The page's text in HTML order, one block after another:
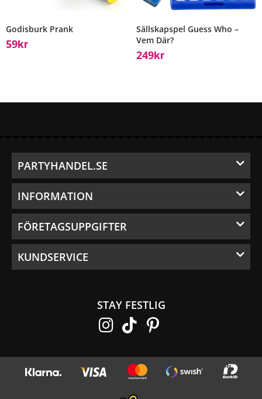
Godisburk Prank
59Kr
Sällskapspel Guess Who –
Vem Där?
249Kr
PARTYHANDEL.SE
INFORMATION
FÖRETAGSUPPGIFTER
KUNDSERVICE
STAY FESTLIG